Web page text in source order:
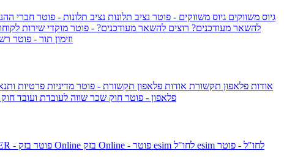
גיוס משווקים גיוס משווקים - פוטר נציב תלונות נציב תלונות - פוטר חברי
להשאר מעודכנים? רוצים להשאר מעודכנים? - פוטר מוקדי שירות
וזימון תור - פוטר
אודות פלאפון תקשורת אודות פלאפון תקשורת - פוטר מדיניות פרטיות
פלאפון - פוטר חוק שכר שווה לעובדת ועובד
yes+FIBER - פוטר בזק Online
esim לחו"ל - פוטר